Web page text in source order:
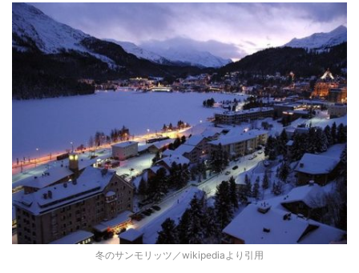
冬のサンモリッツ／wikipediaより引用